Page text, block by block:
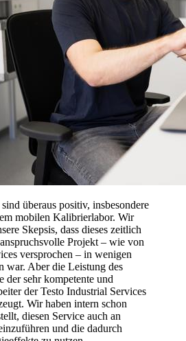
überaus positiv, insbesondere
mobilen Kalibrierlabor. Wir
Skepsis, dass dieses zeitlich
Projekt – wie von
versprochen – in wenigen
war. Aber die Leistung des
der sehr kompetente und
der Testo Industrial Services
Wir haben intern schon
diesen Service auch an
und die dadurch